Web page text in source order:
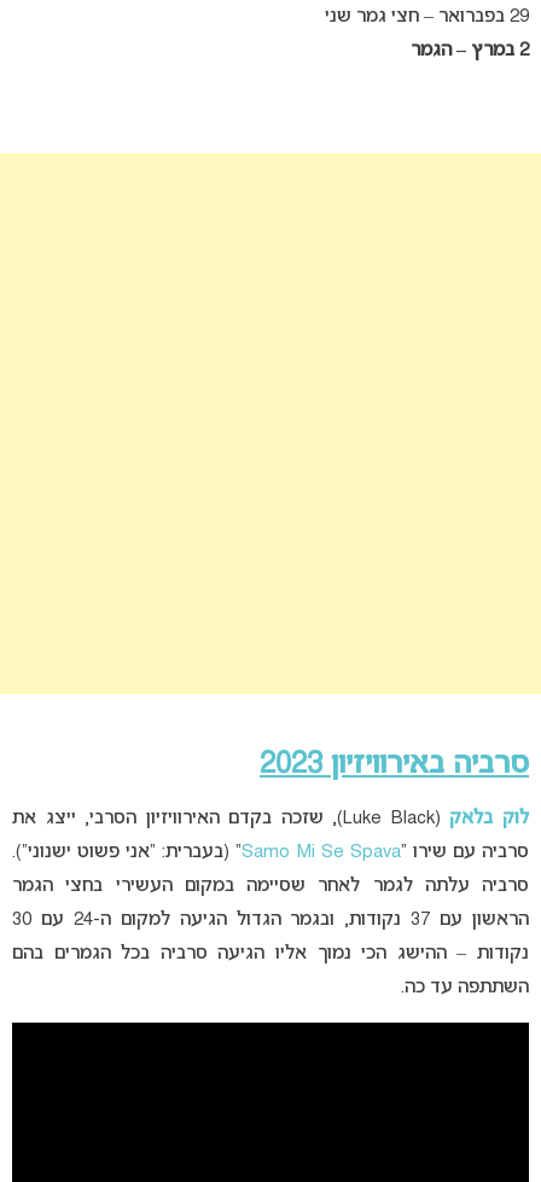
29 בפברואר – חצי גמר שני
2 במרץ – הגמר
סרביה באירוויזיון 2023
לוק בלאק
(Luke Black), שזכה בקדם האירוויזיון הסרבי, ייצג את
סרביה עם שירו “Samo Mi Se Spava” (בעברית: “אני פשוט ישנוני”).
סרביה עלתה לגמר לאחר שסיימה במקום העשירי בחצי הגמר
הראשון עם 37 נקודות, ובגמר הגדול הגיעה למקום ה-24 עם 30
נקודות – ההישג הכי נמוך אליו הגיעה סרביה בכל הגמרים בהם
השתתפה עד כה.